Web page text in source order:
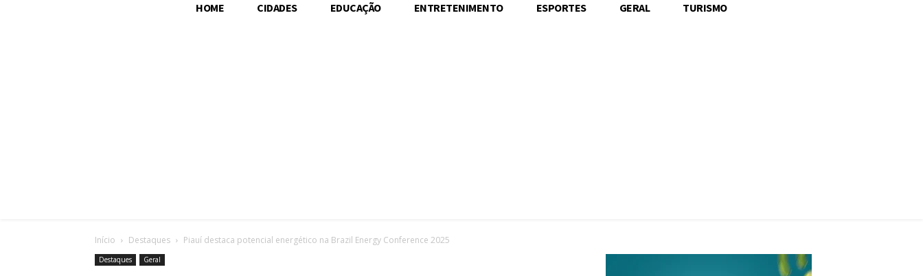
HOME CIDADES EDUCAÇÃO ENTRETENIMENTO ESPORTES GERAL TURISMO
Início Destaques Piauí destaca potencial energético na Brazil Energy Conference 2025
Destaques Geral